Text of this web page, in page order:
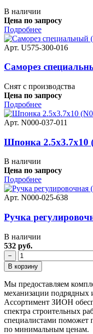
В наличии
Цена по запросу
Подробнее
Арт. U575-300-016
Саморез
Снят с производства
Цена по запросу
Подробнее
Арт. N000-037-011
Шпонка 2.5х3.7х10
В наличии
Цена по запросу
Подробнее
Арт. N000-025-638
Ручка
В наличии
532 руб.
−
В корзину
Мы предоставляем
механизации подрядных
Ассортимент ЗИОН
спектра строительных
специалистами поможет
по минимальным ценам.